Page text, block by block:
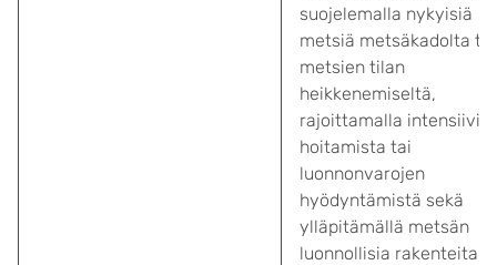
suojelemalla nykyisiä
metsiä metsäkadolta tai
metsien tilan
heikkenemiseltä,
rajoittamalla
hoitamista tai
luonnonvarojen
hyödyntämistä sekä
ylläpitämällä metsän
luonnollisia rakenteita ja